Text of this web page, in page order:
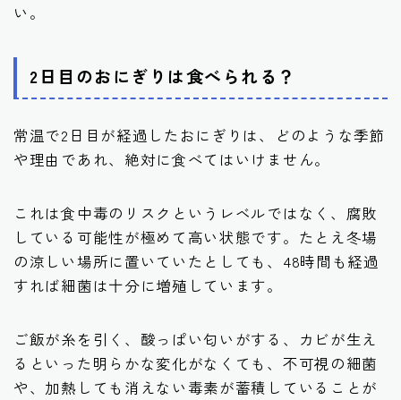
い。
2日目のおにぎりは食べられる？
常温で2日目が経過したおにぎりは、どのような季節
や理由であれ、絶対に食べてはいけません。
これは食中毒のリスクというレベルではなく、腐敗
している可能性が極めて高い状態です。たとえ冬場
の涼しい場所に置いていたとしても、48時間も経過
すれば細菌は十分に増殖しています。
ご飯が糸を引く、酸っぱい匂いがする、カビが生え
るといった明らかな変化がなくても、 不可視の細菌
や、加熱しても消えない毒素が蓄積している ことが